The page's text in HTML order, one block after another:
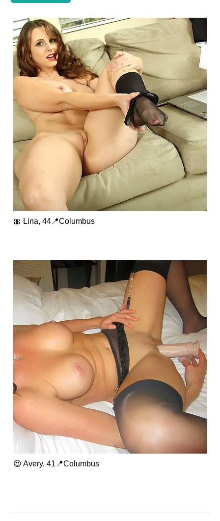
🎀 Lina, 44📍Columbus
😍 Avery, 41📍Columbus